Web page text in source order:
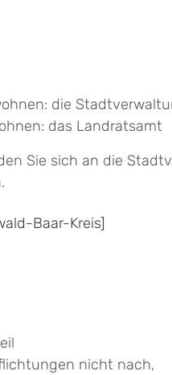
die
das Landratsamt
Sie sich an die
Baar-Kreis]
nicht nach,